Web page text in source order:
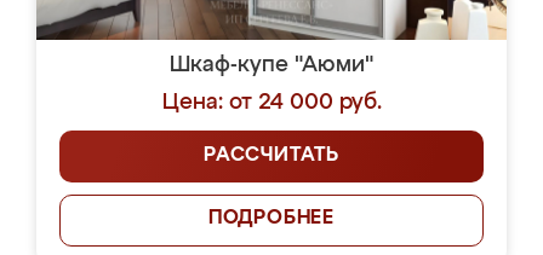
Шкаф-купе "Аюми"
Цена: от 24 000 руб.
РАССЧИТАТЬ
ПОДРОБНЕЕ